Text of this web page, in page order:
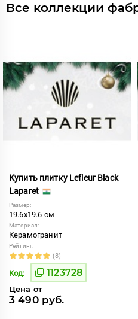
Все коллекции
Купить плитку Lefleur Black
Laparet
Размер:
19.6x19.6 см
Материал:
Керамогранит
Рейтинг:
(8)
Код: 1123728
Цена от
3 490 руб.